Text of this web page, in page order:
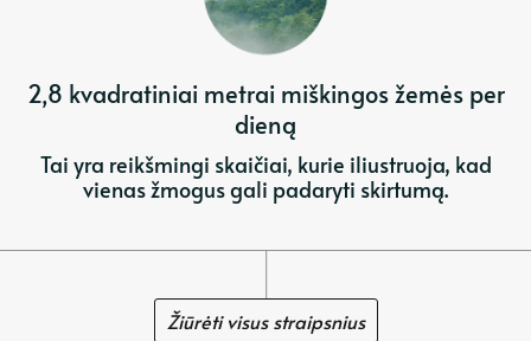
2,8 kvadratiniai metrai miškingos žemės per
dieną
Tai yra reikšmingi skaičiai, kurie iliustruoja, kad
vienas žmogus gali padaryti skirtumą.
Žiūrėti visus straipsnius